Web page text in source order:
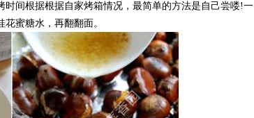
间根据根据自家烤箱情况，最简单的方法是自己尝喽!一
蜜糖水，再翻翻面。